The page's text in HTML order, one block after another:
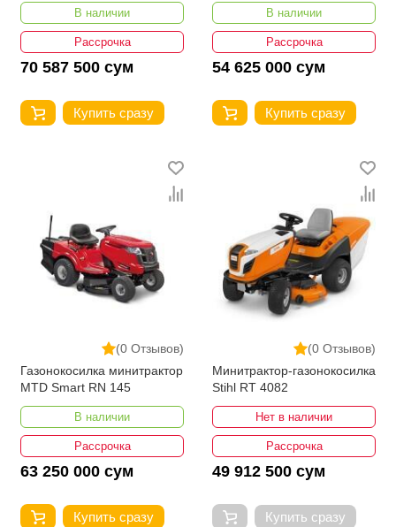
В наличии
Рассрочка
70 587 500 сум
Купить сразу
В наличии
Рассрочка
54 625 000 сум
Купить сразу
(0 Отзывов)
Газонокосилка минитрактор
MTD Smart RN 145
В наличии
Рассрочка
63 250 000 сум
Купить сразу
(0 Отзывов)
Минитрактор-газонокосилка
Stihl RT 4082
Нет в наличии
Рассрочка
49 912 500 сум
Купить сразу